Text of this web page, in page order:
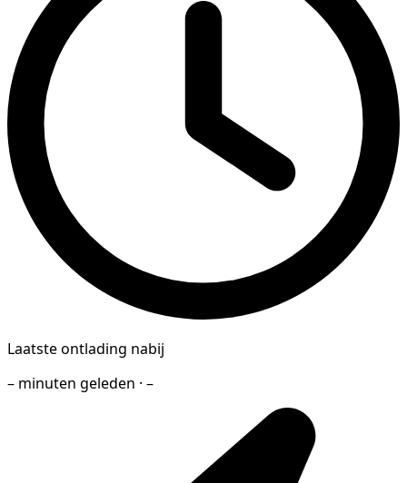
Laatste ontlading nabij
– minuten geleden · –